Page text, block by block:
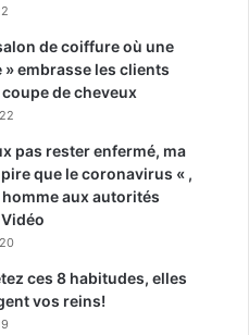
de coiffure où une
» embrasse les clients
de cheveux
pas rester enfermé, ma
que le coronavirus « ,
aux autorités
ces 8 habitudes, elles
vos reins!